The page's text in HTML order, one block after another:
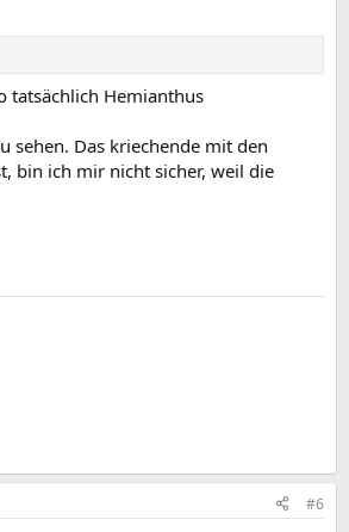
tatsächlich Hemianthus
sehen. Das kriechende mit den
bin ich mir nicht sicher, weil die
#6